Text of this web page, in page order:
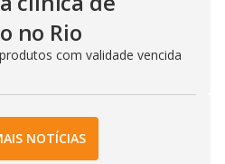
no Rio
com validade vencida
NOTÍCIAS